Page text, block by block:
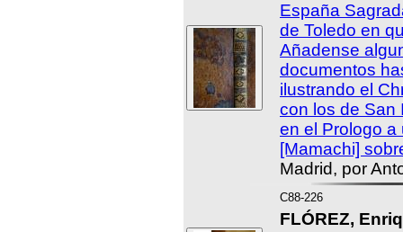
España
de Toledo en
Añadense
documentos
ilustrando el
con los de San
en el Prologo a
[Mamachi]
Madrid, por
C88-226
FLÓREZ,